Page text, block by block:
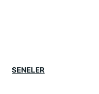
SENELER